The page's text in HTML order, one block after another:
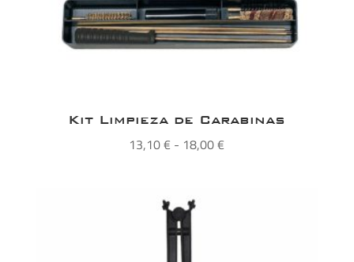
Kit Limpieza de Carabinas
13,10€ - 18,00€Rango